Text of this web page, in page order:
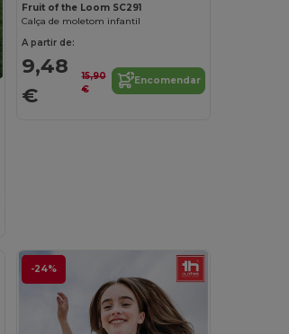
Fruit of the Loom SC291
Calça de moletom infantil
A partir de:
9,48
€
15,90
€
Encomendar
-24%